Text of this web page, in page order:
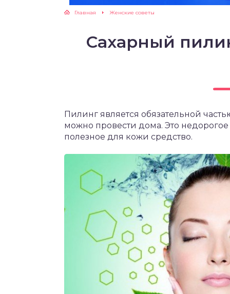
Главная Женские советы
Сахарный
Пилинг является обязательной
можно провести дома. Это
полезное для кожи средство.